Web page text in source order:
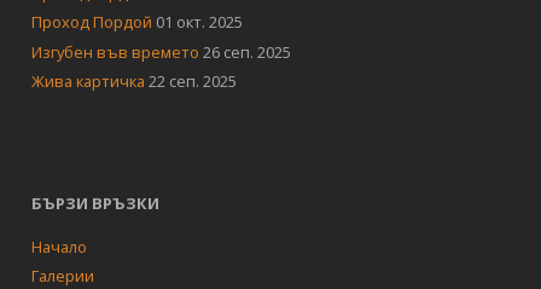
Проход Пордой 01 окт. 2025
Изгубен във времето 26 сеп. 2025
Жива картичка 22 сеп. 2025
БЪРЗИ ВРЪЗКИ
Начало
Галерии